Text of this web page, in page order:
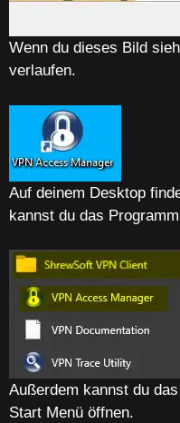
Wenn du dieses Bild
verlaufen.
Auf deinem Desktop
kannst du das
Außerdem kannst du
Start Menü öffnen.